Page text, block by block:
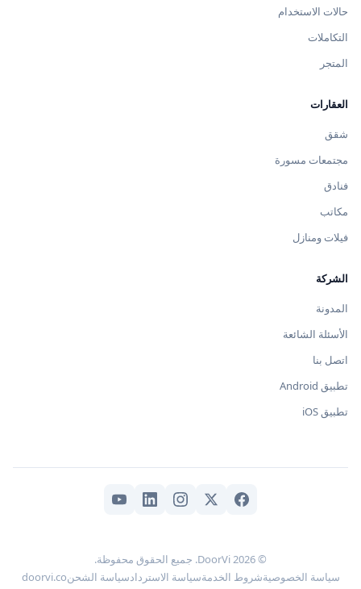
حالات الاستخدام
التكاملات
المتجر
العقارات
شقق
مجتمعات مسورة
فنادق
مكاتب
فيلات ومنازل
الشركة
المدونة
الأسئلة الشائعة
اتصل بنا
تطبيق Android
تطبيق iOS
© 2026 DoorVi. جميع الحقوق محفوظة.
سياسة الخصوصيةشروط الخدمةسياسة الاستردادسياسة الشحنdoorvi.co